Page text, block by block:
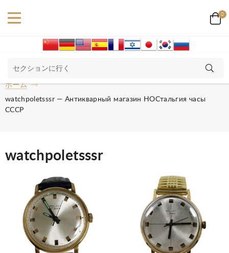
0
ホーム
watchpoletsssr — Антикварный магазин НОСтальгия часы
СССР
watchpoletsssr